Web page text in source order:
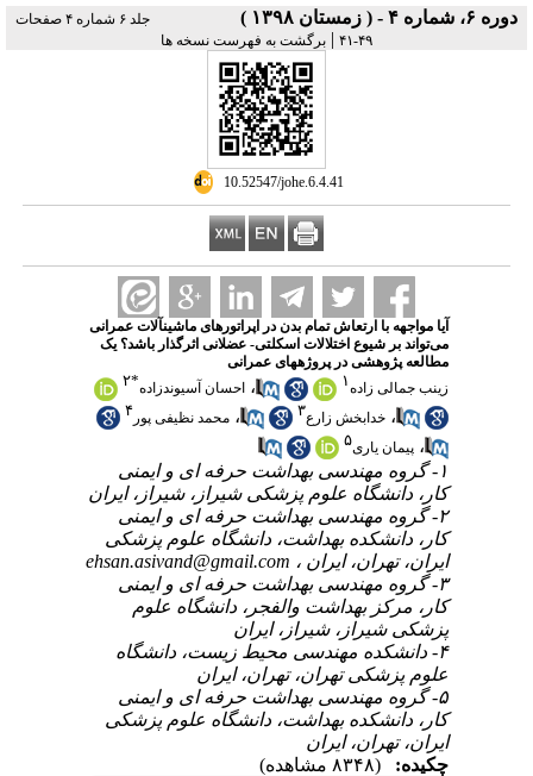
دوره ۶، شماره ۴ - ( زمستان ۱۳۹۸ )
جلد ۶ شماره ۴ صفحات
۴۹-۴۱
| برگشت به فهرست نسخه ها
‎ 10.52547/johe.6.4.41
آیا مواجهه با ارتعاش تمام بدن در اپراتورهای ماشینآلات عمرانی
می‌تواند بر شیوع اختلالات اسکلتی- عضلانی اثرگذار باشد؟ یک
مطالعه پژوهشی در پروژههای عمرانی
زینب جمالی زاده۱ ، احسان آسیوندزاده*۲
، خدابخش زارع۳ ، محمد نظیفی پور ۴
، پیمان یاری۵
۱- گروه مهندسی بهداشت حرفه ای و ایمنی
کار، دانشگاه علوم پزشکی شیراز، شیراز، ایران
۲- گروه مهندسی بهداشت حرفه ای و ایمنی
کار، دانشکده بهداشت، دانشگاه علوم پزشکی
ایران، تهران، ایران ، ehsan.asivand@gmail.com
۳- گروه مهندسی بهداشت حرفه ای و ایمنی
کار، مرکز بهداشت والفجر، دانشگاه علوم
پزشکی شیراز، شیراز، ایران
۴- دانشکده مهندسی محیط زیست، دانشگاه
علوم پزشکی تهران، تهران، ایران
۵- گروه مهندسی بهداشت حرفه ای و ایمنی
کار، دانشکده بهداشت، دانشگاه علوم پزشکی
ایران، تهران، ایران
چکیده:
(۸۳۴۸ مشاهده)